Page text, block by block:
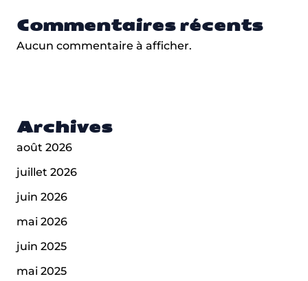
Commentaires récents
Aucun commentaire à afficher.
Archives
août 2026
juillet 2026
juin 2026
mai 2026
juin 2025
mai 2025